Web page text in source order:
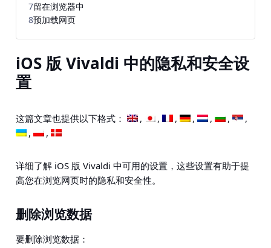
iOS 版 Vivaldi 中的隐私和安全设
置
这篇文章也提供以下格式：
详细了解 iOS 版 Vivaldi 中可用的设置，这些设置有助于提
高您在浏览网页时的隐私和安全性。
删除浏览数据
要删除浏览数据：
7留在浏览器中
8预加载网页